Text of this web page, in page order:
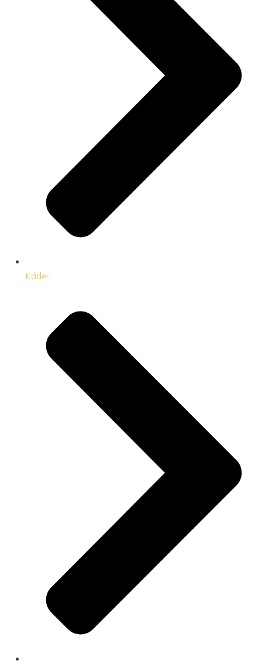
Káder